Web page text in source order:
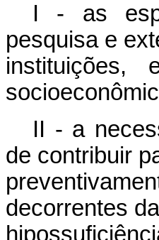
I - as
pesquisa e
instituições,
II - a
de contribuir
decorrentes